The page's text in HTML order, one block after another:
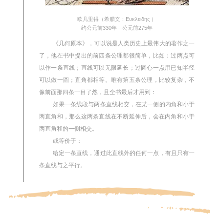
欧几里得（希腊文：Ευκλειδης ）
约公元前330年—公元前275年
《几何原本》
，可以说是人类历史上最伟大的著作之一
了，他在书中提出的前四条公理都很简单，比如：过两点可
以作一条直线；直线可以无限延长；过圆心一点用已知半径
可以做一圆；直角都相等。唯有第五条公理，比较复杂，不
像前面那四条一目了然，且全书最后才用到：
如果一条线段与两条直线相交，在某一侧的内角和小于
两直角和，那么这两条直线在不断延伸后，会在内角和小于
两直角和的一侧相交。
或等价于：
给定一条直线，通过此直线外的任何一点，有且只有一
条直线与之平行。